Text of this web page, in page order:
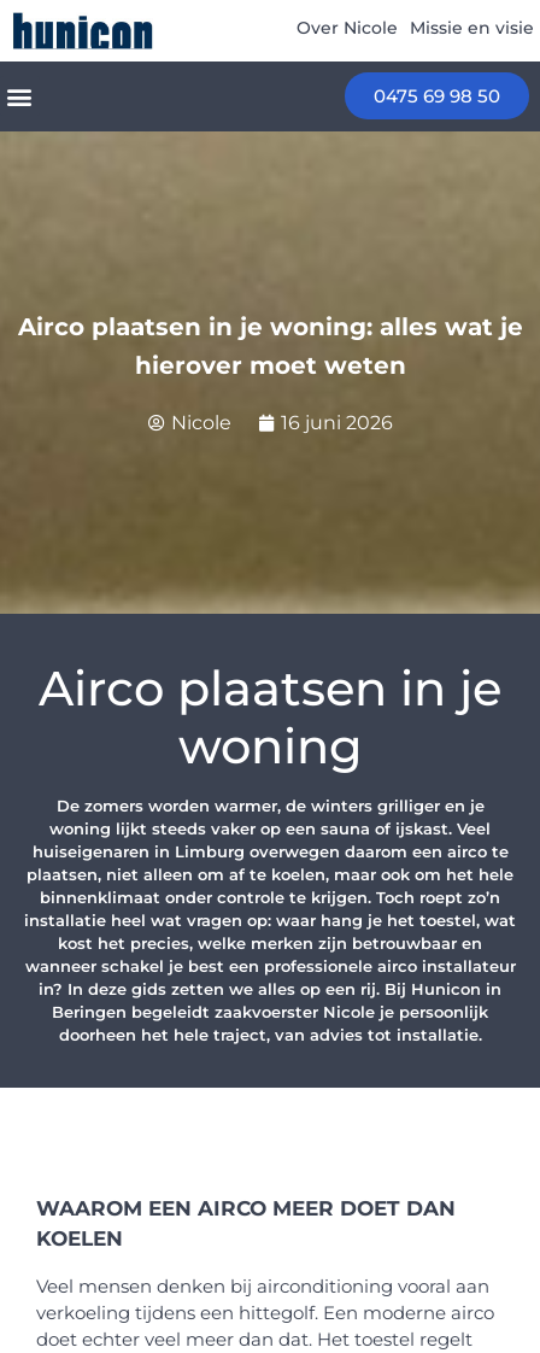
Over Nicole Missie en visie
0475 69 98 50
Airco plaatsen in je woning: alles wat je
hierover moet weten
Nicole 16 juni 2026
Airco plaatsen in je
woning
De zomers worden warmer, de winters grilliger en je
woning lijkt steeds vaker op een sauna of ijskast. Veel
huiseigenaren in Limburg overwegen daarom een airco te
plaatsen, niet alleen om af te koelen, maar ook om het hele
binnenklimaat onder controle te krijgen. Toch roept zo’n
installatie heel wat vragen op: waar hang je het toestel, wat
kost het precies, welke merken zijn betrouwbaar en
wanneer schakel je best een professionele airco installateur
in? In deze gids zetten we alles op een rij. Bij Hunicon in
Beringen begeleidt zaakvoerster Nicole je persoonlijk
doorheen het hele traject, van advies tot installatie.
WAAROM EEN AIRCO MEER DOET DAN
KOELEN
Veel mensen denken bij airconditioning vooral aan
verkoeling tijdens een hittegolf. Een moderne airco
doet echter veel meer dan dat. Het toestel regelt